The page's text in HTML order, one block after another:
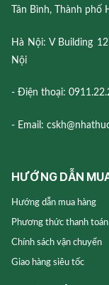
Tân Bình, Thành phố
Hà Nội: V Building
Nội
- Điện thoại:
- Email:
HƯỚNG DẪN
Hướng dẫn mua hàng
Phương thức thanh toán
Chính sách vận chuyển
Giao hàng siêu tốc